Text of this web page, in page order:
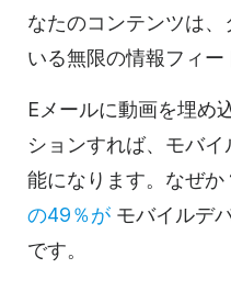
なたのコンテンツは
いる無限の情報フィー
Eメールに動画を埋め
ションすれば、モバ
能になります。なぜか
の49％が モバイルデ
です。